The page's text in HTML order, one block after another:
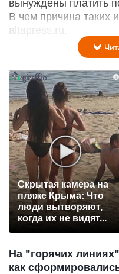
вынуждены платить
В чем причина таких
altapress.ru.
i
Скрытая камера на
пляже Крыма: Что
люди вытворяют,
когда их не видят...
На "горячих
как